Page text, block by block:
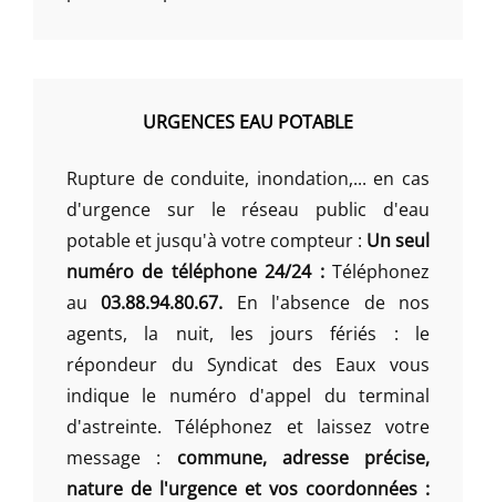
URGENCES EAU POTABLE
Rupture de conduite, inondation,... en cas
d'urgence sur le réseau public d'eau
potable et jusqu'à votre compteur : Un seul
numéro de téléphone 24/24 :Téléphonez
au03.88.94.80.67. En l'absence de nos
agents, la nuit, les jours fériés : le
répondeur du Syndicat des Eaux vous
indique le numéro d'appel du terminal
d'astreinte. Téléphonez et laissez votre
message : commune, adresse précise,
nature de l'urgence et vos coordonnées :